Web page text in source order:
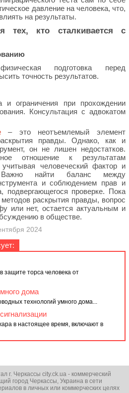
давление на человека, что,
на результаты.
тех, кто сталкивается с
подготовка перед
точность результатов.
и ограничения при прохождении
Консультация с адвокатом
– это неотъемлемый элемент
правды. Однако, как и
он не лишен недостатков.
отношение к результатам
учитывая человеческий фактор и
найти баланс между
и соблюдением прав и
подвергающегося проверке. Пока
раскрытия правды, вопрос
или нет, остается актуальным и
в обществе.
2024
защите торса человека от
дома
технологий умного дома...
в настоящее время, включают в
г. Черкассы city.ck.ua - коммерческий
город Черкассы, Украина в сети
в личных или коммерческих целях